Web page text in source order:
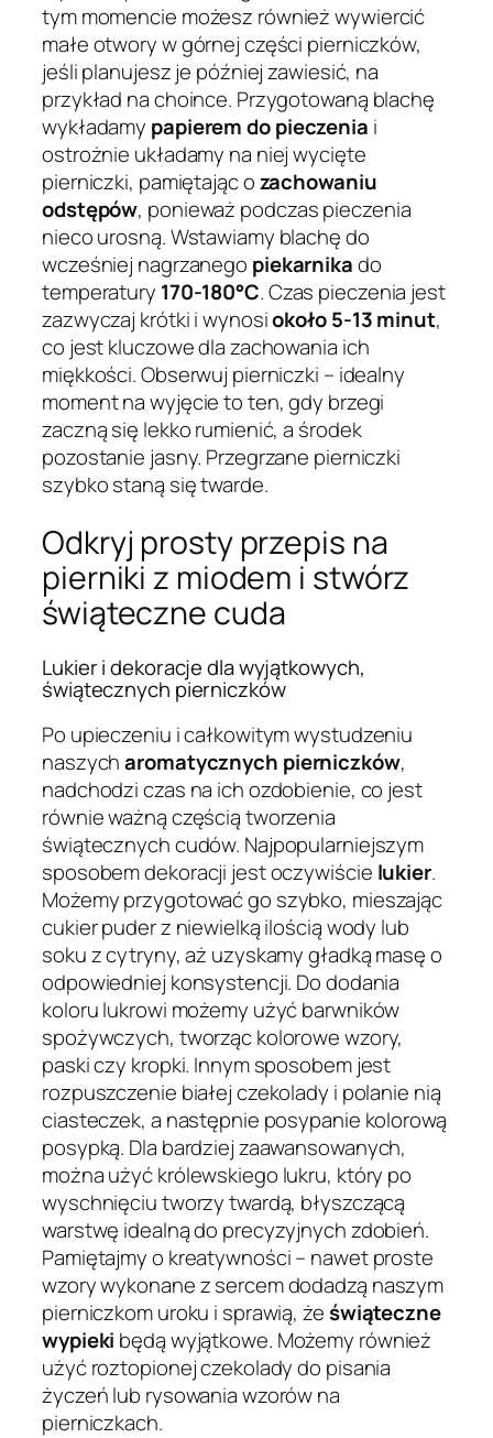
tym momencie możesz również wywiercić
małe otwory w górnej części pierniczków,
jeśli planujesz je później zawiesić, na
przykład na choince. Przygotowaną blachę
wykładamy papierem do pieczenia i
ostrożnie układamy na niej wycięte
pierniczki, pamiętając ozachowaniu
odstępów, ponieważ podczas pieczenia
nieco urosną. Wstawiamy blachę do
wcześniej nagrzanego piekarnikado
temperatury 170-180°C. Czas pieczenia jest
zazwyczaj krótki i wynosiokoło 5-13 minut,
co jest kluczowe dla zachowania ich
miękkości. Obserwuj pierniczki – idealny
moment na wyjęcie to ten, gdy brzegi
zaczną się lekko rumienić, a środek
pozostanie jasny. Przegrzane pierniczki
szybko staną się twarde.
Odkryj prosty przepis na
pierniki z miodem i stwórz
świąteczne cuda
Lukier i dekoracje dla wyjątkowych,
świątecznych pierniczków
Po upieczeniu i całkowitym wystudzeniu
naszycharomatycznych pierniczków,
nadchodzi czas na ich ozdobienie, co jest
równie ważną częścią tworzenia
świątecznych cudów. Najpopularniejszym
sposobem dekoracji jest oczywiście lukier.
Możemy przygotować go szybko, mieszając
cukier puder z niewielką ilością wody lub
soku z cytryny, aż uzyskamy gładką masę o
odpowiedniej konsystencji. Do dodania
koloru lukrowi możemy użyć barwników
spożywczych, tworząc kolorowe wzory,
paski czy kropki. Innym sposobem jest
rozpuszczenie białej czekolady i polanie nią
ciasteczek, a następnie posypanie kolorową
posypką. Dla bardziej zaawansowanych,
można użyć królewskiego lukru, który po
wyschnięciu tworzy twardą, błyszczącą
warstwę idealną do precyzyjnych zdobień.
Pamiętajmy o kreatywności – nawet proste
wzory wykonane z sercem dodadzą naszym
pierniczkom uroku i sprawią, żeświąteczne
wypieki będą wyjątkowe. Możemy również
użyć roztopionej czekolady do pisania
życzeń lub rysowania wzorów na
pierniczkach.